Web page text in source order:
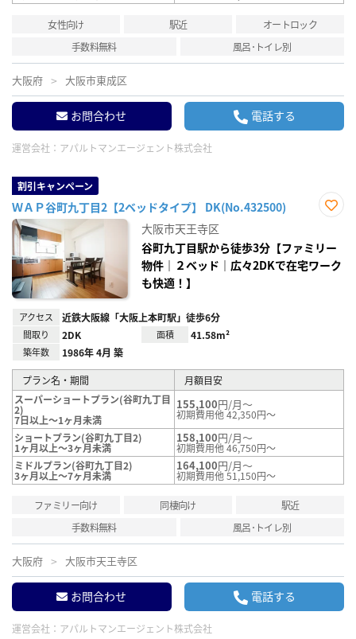
女性向け 駅近
オートロック
手数料無料
風呂･トイレ別
大阪府 大阪市東成区
お問合わせ 電話する
運営会社： アパルトマンエージェント株式会社
割引キャンペーン
ＷＡＰ谷町九丁目2【2ベッドタイプ】 DK(No.432500)
り登
録
大阪市天王寺区
谷町九丁目駅から徒歩3分【ファミリー
物件｜２ベッド｜広々2DKで在宅ワーク
も快適！】
アクセス 近鉄大阪線「大阪上本町駅」徒歩6分
間取り 2DK 面積 41.58m²
築年数 1986年 4月 築
プラン名・期間
月額目安
スーパーショートプラン(谷町九丁目
2)
7日以上～1ヶ月未満
155,100円/月～
初期費用他 42,350円～
ショートプラン(谷町九丁目2)
1ヶ月以上～3ヶ月未満
158,100円/月～
初期費用他 46,750円～
ミドルプラン(谷町九丁目2)
3ヶ月以上～7ヶ月未満
164,100円/月～
初期費用他 51,150円～
ファミリー向け 同棲向け
駅近
手数料無料
風呂･トイレ別
大阪府 大阪市天王寺区
お問合わせ 電話する
運営会社： アパルトマンエージェント株式会社